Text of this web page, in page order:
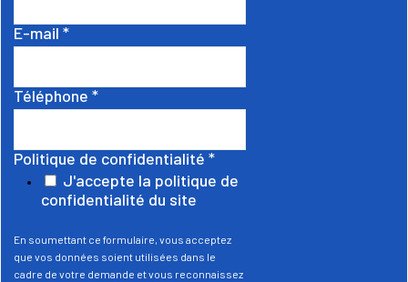
E-mail *
Téléphone *
Politique de confidentialité *
J'accepte la politique de
confidentialité du site
En soumettant ce formulaire, vous acceptez
que vos données soient utilisées dans le
cadre de votre demande et vous reconnaissez